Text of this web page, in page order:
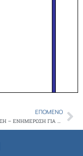
ΕΠΌΜΕΝΟ
ΑΝΑΚΟΙΝΩΣΗ – ΕΝΗΜΕΡΩΣΗ ΓΙΑ ΤΗ ΝΟΜΙΜΗ ΛΕΙΤΟΥΡΓΙΑ ΤΩΝ ΙΔΙΩΤΙΚΩΝ ΙΑΤΡΕΙΩΝ